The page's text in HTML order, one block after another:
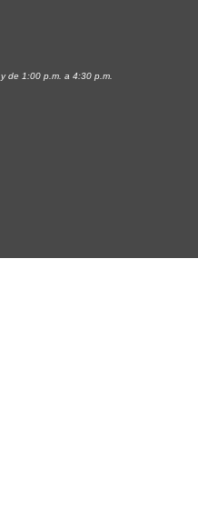
y de 1:00 p.m. a 4:30 p.m.